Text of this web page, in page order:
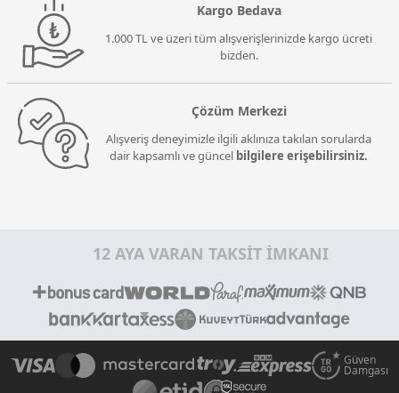
Kargo Bedava
1.000 TL ve üzeri tüm alışverişlerinizde kargo ücreti
bizden.
Çözüm Merkezi
Alışveriş deneyimizle ilgili aklınıza takılan sorularda
dair kapsamlı ve güncel bilgilere erişebilirsiniz.
12 AYA VARAN TAKSİT İMKANI
Güven
Damgası